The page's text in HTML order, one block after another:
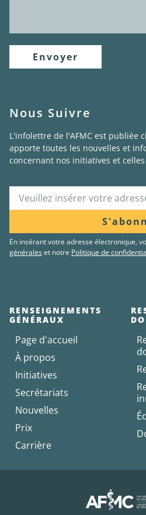
Envoyer
Nous Suivre
L'infolettre de l'AFMC est publiée
apporte toutes les nouvelles et
concernant nos initiatives et
En insérant votre adresse électronique,
généraleset notre Politique de
RENSEIGNEMENTS
GÉNÉRAUX
Page d'accueil
À propos
Initiatives
Secrétariats
Nouvelles
Prix
Carrière